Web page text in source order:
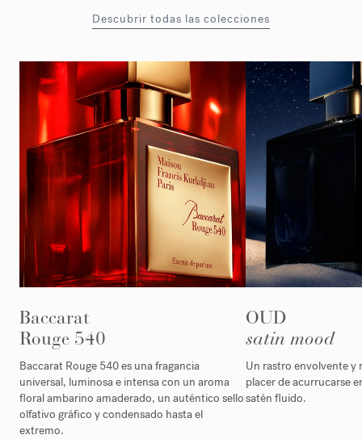
Descubrir todas las colecciones
Baccarat
Rouge 540
Baccarat Rouge 540 es una fragancia
universal, luminosa e intensa con un aroma
floral ambarino amaderado, un auténtico sello
olfativo gráfico y condensado hasta el
extremo.
OUD
satin mood
Un rastro envolvente y
placer de acurrucarse
satén fluido.